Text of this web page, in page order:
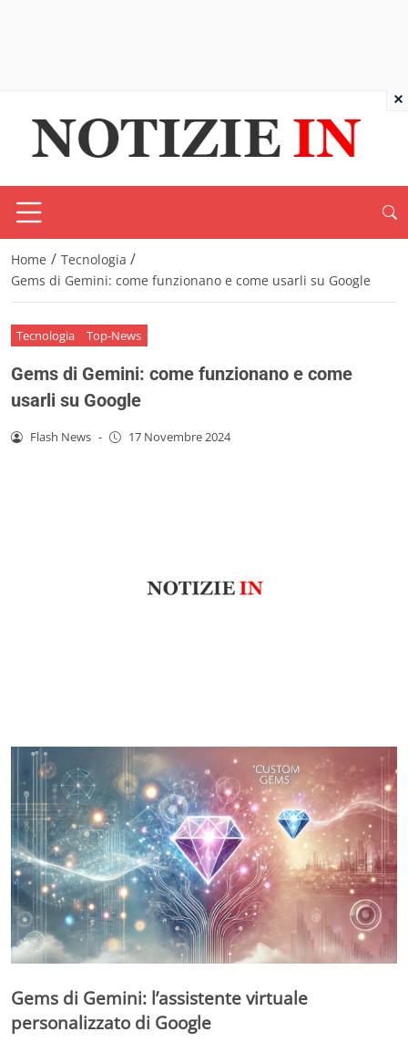
Home / Tecnologia /
Gems di Gemini: come funzionano e come usarli su Google
Tecnologia Top-News
Gems di Gemini: come funzionano e come
usarli su Google
Flash News - 17 Novembre 2024
Gems di Gemini: l’assistente virtuale
personalizzato di Google
×